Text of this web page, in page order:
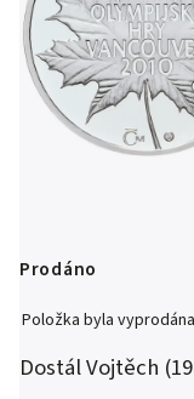
Prodáno
Položka byla
Dostál Vojtěch